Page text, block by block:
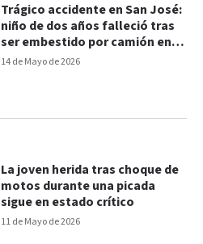
14 de Mayo de 2026
Trágico accidente en San José:
niño de dos años falleció tras
ser embestido por camión en
Autovía Artigas
11 de Mayo de 2026
La joven herida tras choque de
motos durante una picada
sigue en estado crítico